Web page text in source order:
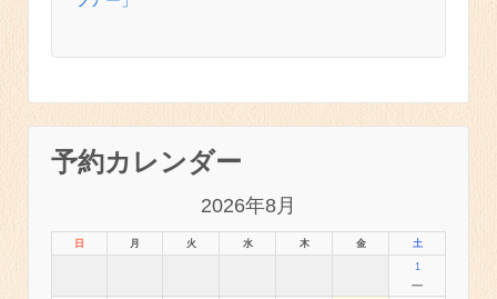
予約カレンダー
2026年8月
日 月 火 水 木 金 土
1
－